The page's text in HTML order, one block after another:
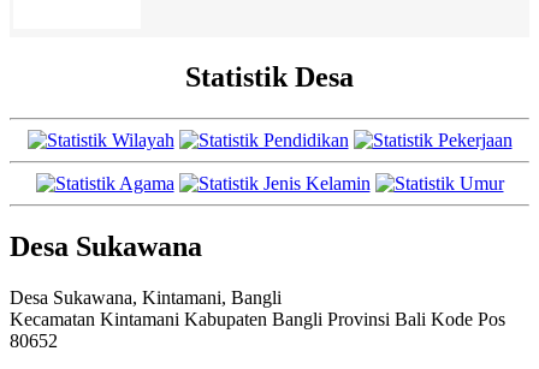
Statistik Desa
Desa Sukawana
Desa Sukawana, Kintamani, Bangli
Kecamatan Kintamani Kabupaten Bangli Provinsi Bali Kode Pos
80652